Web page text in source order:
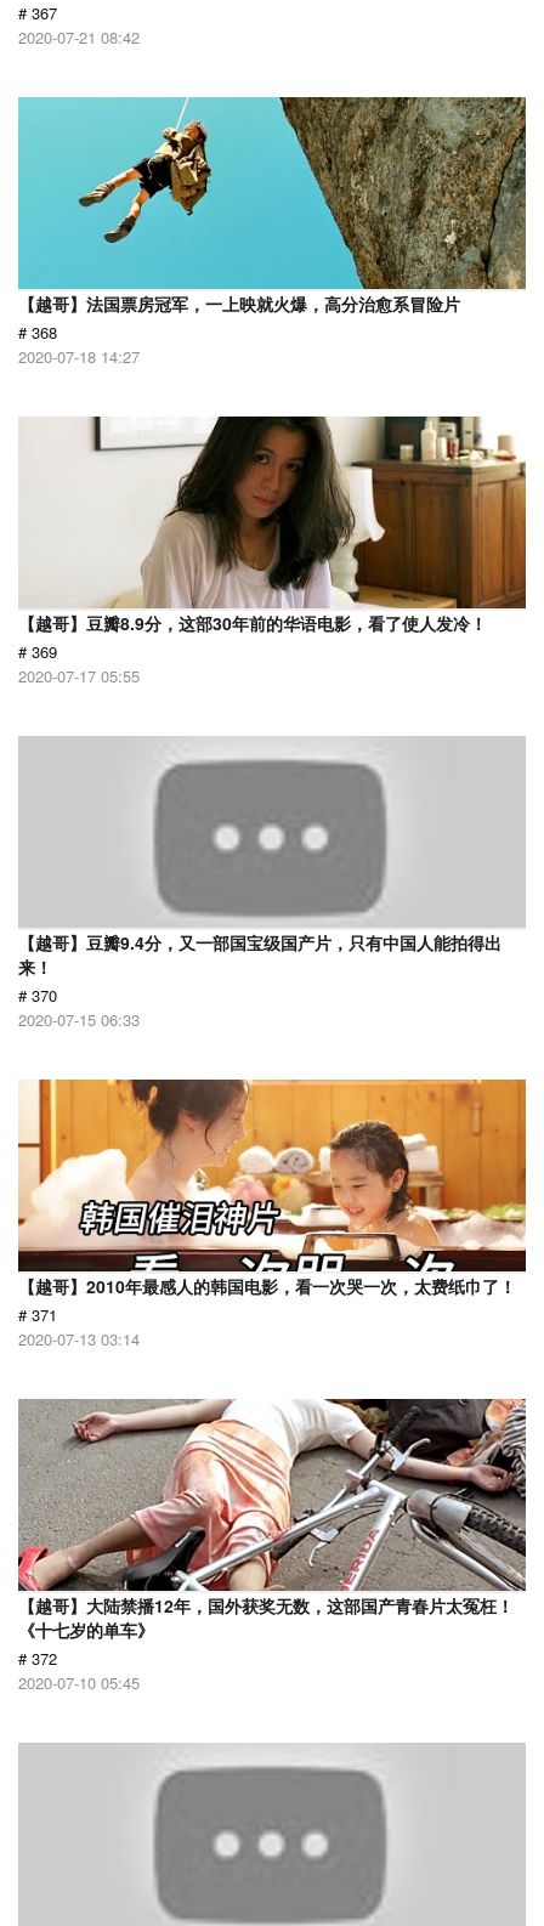
# 367
2020-07-21 08:42
【越哥】法国票房冠军，一上映就火爆，高分治愈系冒险片
# 368
2020-07-18 14:27
【越哥】豆瓣8.9分，这部30年前的华语电影，看了使人发冷！
# 369
2020-07-17 05:55
【越哥】豆瓣9.4分，又一部国宝级国产片，只有中国人能拍得出
来！
# 370
2020-07-15 06:33
【越哥】2010年最感人的韩国电影，看一次哭一次，太费纸巾了！
# 371
2020-07-13 03:14
【越哥】大陆禁播12年，国外获奖无数，这部国产青春片太冤枉！
《十七岁的单车》
# 372
2020-07-10 05:45